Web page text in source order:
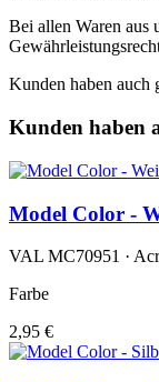
Bei allen Waren aus
Kunden haben auch
Kunden haben
Model Color -
VAL MC70951 ·
Farbe
2,95 €